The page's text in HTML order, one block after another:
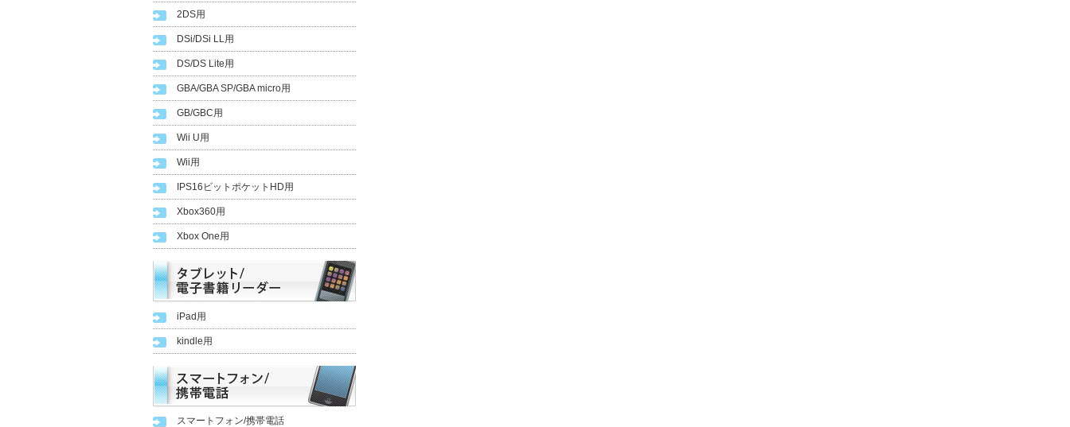
2DS用
DSi/DSi LL用
DS/DS Lite用
GBA/GBA SP/GBA micro用
GB/GBC用
Wii U用
Wii用
IPS16ビットポケットHD用
Xbox360用
Xbox One用
iPad用
kindle用
スマートフォン/携帯電話